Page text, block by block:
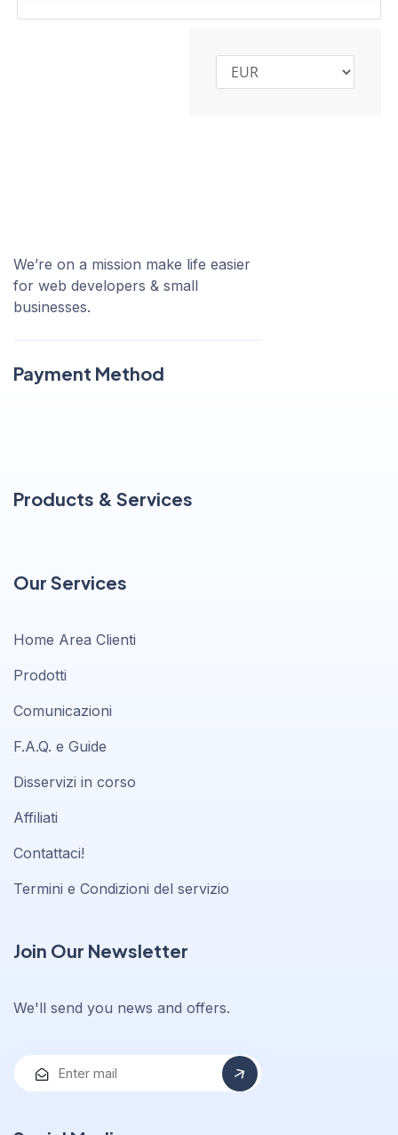
We’re on a mission make life easier
for web developers & small
businesses.
Payment Method
Products & Services
Our Services
Home Area Clienti
Prodotti
Comunicazioni
F.A.Q. e Guide
Disservizi in corso
Affiliati
Contattaci!
Termini e Condizioni del servizio
Join Our Newsletter
We'll send you news and offers.